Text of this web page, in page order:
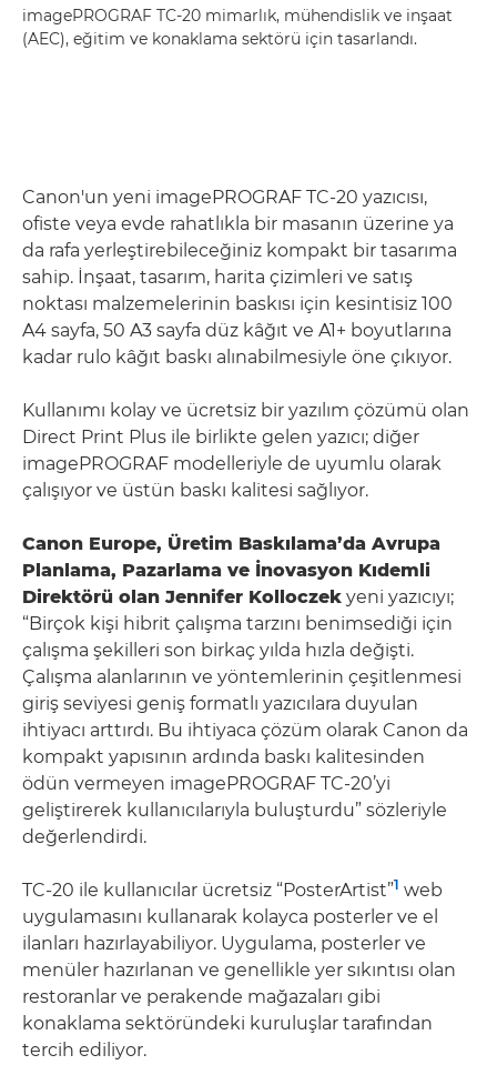
imagePROGRAF TC-20 mimarlık, mühendislik ve inşaat
(AEC), eğitim ve konaklama sektörü için tasarlandı.
Canon'un yeni imagePROGRAF TC-20 yazıcısı,
ofiste veya evde rahatlıkla bir masanın üzerine ya
da rafa yerleştirebileceğiniz kompakt bir tasarıma
sahip. İnşaat, tasarım, harita çizimleri ve satış
noktası malzemelerinin baskısı için kesintisiz 100
A4 sayfa, 50 A3 sayfa düz kâğıt ve A1+ boyutlarına
kadar rulo kâğıt baskı alınabilmesiyle öne çıkıyor.
Kullanımı kolay ve ücretsiz bir yazılım çözümü olan
Direct Print Plus ile birlikte gelen yazıcı; diğer
imagePROGRAF modelleriyle de uyumlu olarak
çalışıyor ve üstün baskı kalitesi sağlıyor.
Canon Europe, Üretim Baskılama’da Avrupa
Planlama, Pazarlama ve İnovasyon Kıdemli
Direktörü olan Jennifer Kolloczek yeni yazıcıyı;
“Birçok kişi hibrit çalışma tarzını benimsediği için
çalışma şekilleri son birkaç yılda hızla değişti.
Çalışma alanlarının ve yöntemlerinin çeşitlenmesi
giriş seviyesi geniş formatlı yazıcılara duyulan
ihtiyacı arttırdı. Bu ihtiyaca çözüm olarak Canon da
kompakt yapısının ardında baskı kalitesinden
ödün vermeyen imagePROGRAF TC-20’yi
geliştirerek kullanıcılarıyla buluşturdu” sözleriyle
değerlendirdi.
TC-20 ile kullanıcılar ücretsiz “PosterArtist”1 web
uygulamasını kullanarak kolayca posterler ve el
ilanları hazırlayabiliyor. Uygulama, posterler ve
menüler hazırlanan ve genellikle yer sıkıntısı olan
restoranlar ve perakende mağazaları gibi
konaklama sektöründeki kuruluşlar tarafından
tercih ediliyor.